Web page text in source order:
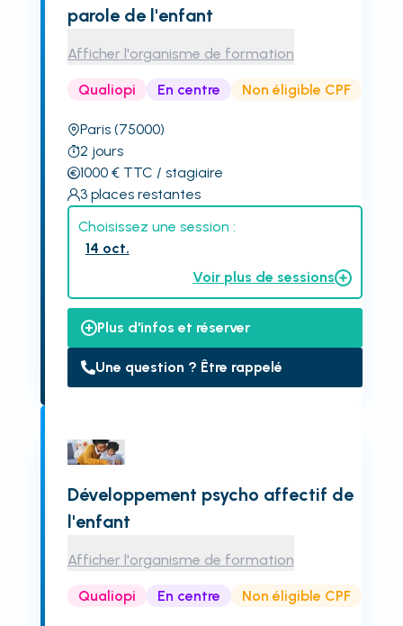
parole de l'enfant
Afficher l'organisme de formation
Qualiopi En centre Non éligible CPF
Paris (75000)
2 jours
1000€ TTC / stagiaire
3 places restantes
Choisissez une session :
14 oct.
Voir plus de sessions
Plus d'infos et réserver
Une question ? Être rappelé
Développement psycho affectif de
l'enfant
Afficher l'organisme de formation
Qualiopi En centre Non éligible CPF